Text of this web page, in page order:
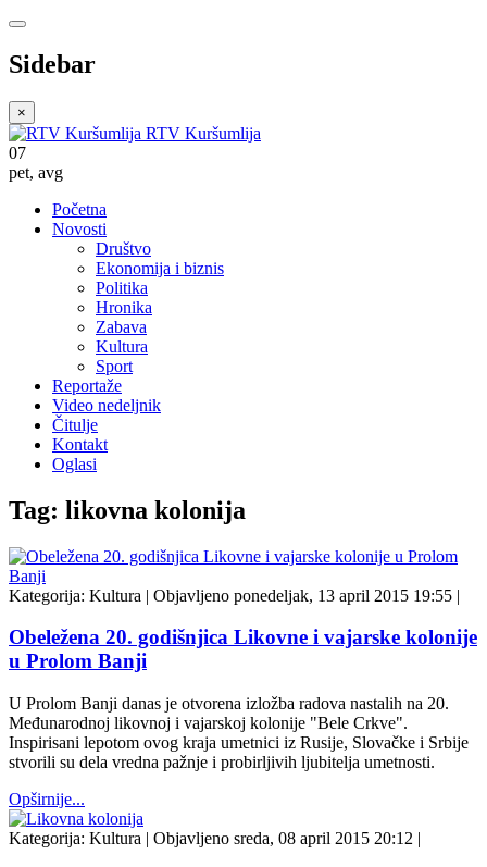
Sidebar
×
RTV Kuršumlija
07
pet, avg
Početna
Novosti
Društvo
Ekonomija i biznis
Politika
Hronika
Zabava
Kultura
Sport
Reportaže
Video nedeljnik
Čitulje
Kontakt
Oglasi
Tag: likovna kolonija
Kategorija: Kultura | Objavljeno ponedeljak, 13 april 2015 19:55 |
Obeležena 20. godišnjica Likovne i vajarske kolonije
u Prolom Banji
U Prolom Banji danas je otvorena izložba radova nastalih na 20.
Međunarodnoj likovnoj i vajarskoj kolonije "Bele Crkve".
Inspirisani lepotom ovog kraja umetnici iz Rusije, Slovačke i Srbije
stvorili su dela vredna pažnje i probirljivih ljubitelja umetnosti.
Opširnije...
Kategorija: Kultura | Objavljeno sreda, 08 april 2015 20:12 |